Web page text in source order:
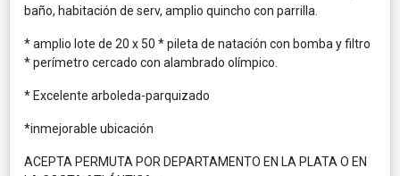
baño, habitación de serv, amplio quincho con parrilla.
* amplio lote de 20 x 50 * pileta de natación con bomba y filtro
* perímetro cercado con alambrado olímpico.
* Excelente arboleda-parquizado
*inmejorable ubicación
ACEPTA PERMUTA POR DEPARTAMENTO EN LA PLATA O EN